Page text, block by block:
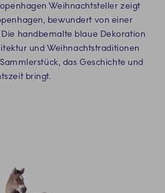
Weihnachtsteller zeigt
bewundert von einer
handbemalte blaue Dekoration
und Weihnachtstraditionen
das Geschichte und
bringt.